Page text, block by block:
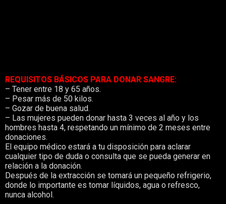
REQUISITOS BÁSICOS PARA DONAR SANGRE:
– Tener entre 18 y 65 años.
– Pesar más de 50 kilos.
– Gozar de buena salud.
– Las mujeres pueden donar hasta 3 veces al año y los
hombres hasta 4, respetando un mínimo de 2 meses entre
donaciones.
El equipo médico estará a tu disposición para aclarar
cualquier tipo de duda o consulta que se pueda generar en
relación a la donación.
Después de la extracción se tomará un pequeño refrigerio,
donde lo importante es tomar líquidos, agua o refresco,
nunca alcohol.